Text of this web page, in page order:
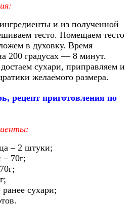
и из полученной
тесто. Помещаем тесто
в духовку. Время
200 градусах — 8 минут.
сухари, приправляем и
желаемого размера.
рецепт приготовления по
– 2 штуки;
70г;
;
;
сухари;
.